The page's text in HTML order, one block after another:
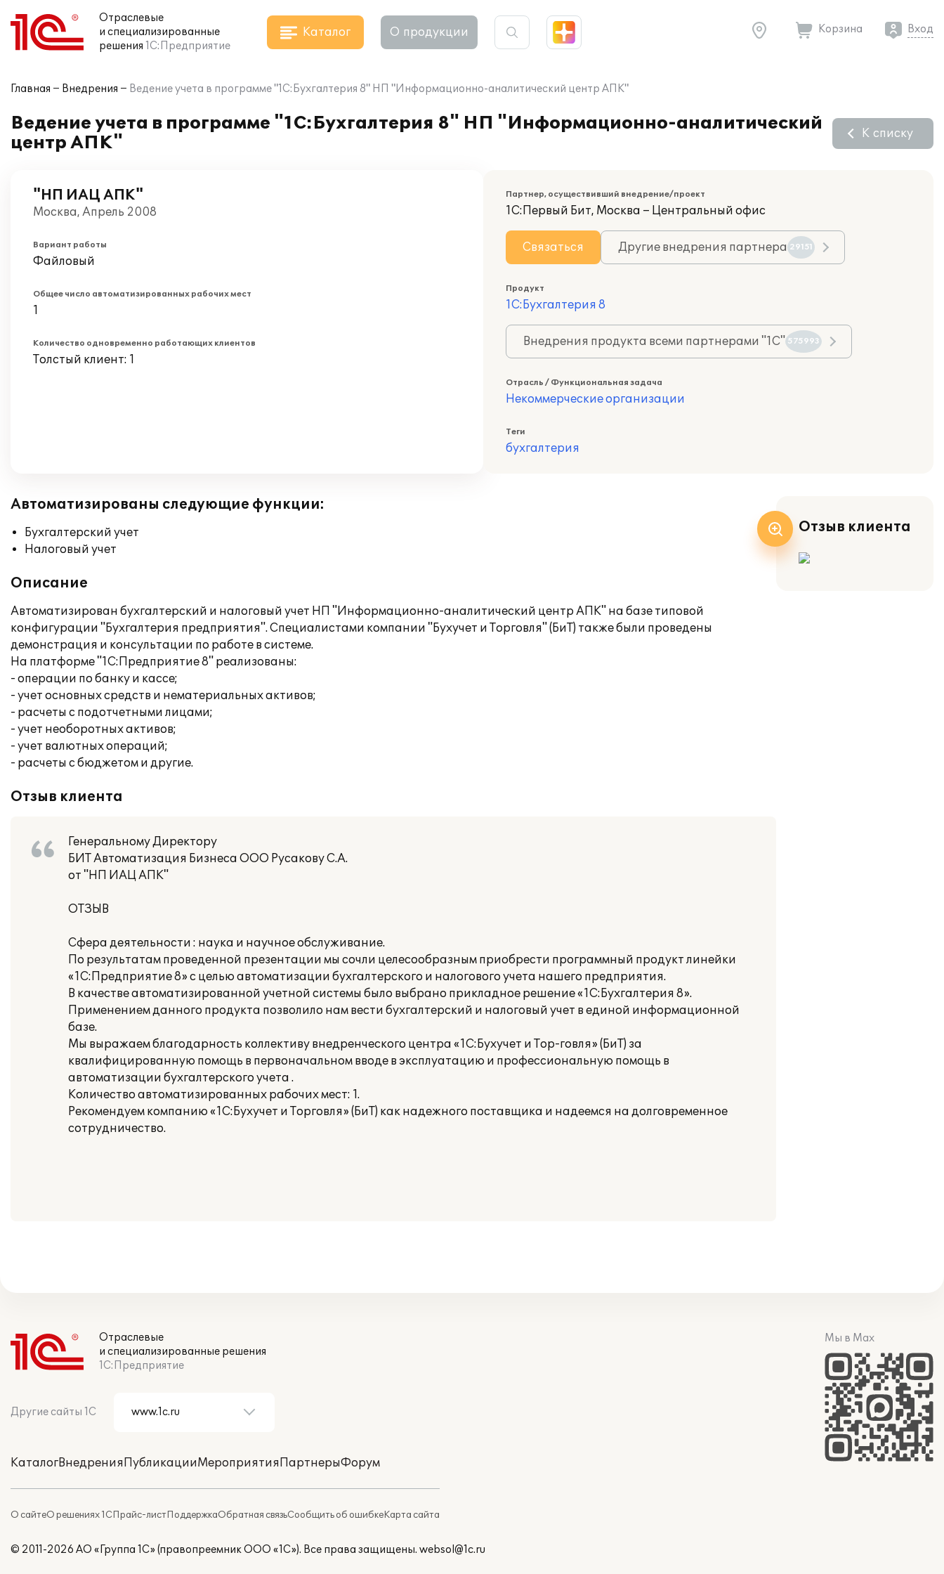
Отраслевые
и специализированные
решения 1С:Предприятие
Каталог О продукции Корзина Вход
Главная Внедрения Ведение учета в программе "1С:Бухгалтерия 8" НП "Информационно-аналитический центр АПК"
Ведение учета в программе "1С:Бухгалтерия 8" НП "Информационно-аналитический
центр АПК"
К списку
"НП ИАЦ АПК"
Москва, Апрель 2008
Вариант работы
Файловый
Общее число автоматизированных рабочих мест
1
Количество одновременно работающих клиентов
Толстый клиент: 1
Партнер, осуществивший внедрение/проект
1С:Первый Бит, Москва – Центральный офис
Связаться Другие внедрения партнера 29151
Продукт
1С:Бухгалтерия 8
Внедрения продукта всеми партнерами "1С" 575993
Отрасль / Функциональная задача
Некоммерческие организации
Теги
бухгалтерия
Автоматизированы следующие функции:
Бухгалтерский учет
Налоговый учет
Описание
Автоматизирован бухгалтерский и налоговый учет НП "Информационно-аналитический центр АПК" на базе типовой
конфигурации "Бухгалтерия предприятия". Специалистами компании "Бухучет и Торговля" (БиТ) также были проведены
демонстрация и консультации по работе в системе.
На платформе "1С:Предприятие 8" реализованы:
- операции по банку и кассе;
- учет основных средств и нематериальных активов;
- расчеты с подотчетными лицами;
- учет необоротных активов;
- учет валютных операций;
- расчеты с бюджетом и другие.
Отзыв клиента
Генеральному Директору
БИТ Автоматизация Бизнеса ООО Русакову С.А.
от "НП ИАЦ АПК"
ОТЗЫВ
Сфера деятельности : наука и научное обслуживание.
По результатам проведенной презентации мы сочли целесообразным приобрести программный продукт линейки
«1С:Предприятие 8» с целью автоматизации бухгалтерского и налогового учета нашего предприятия.
В качестве автоматизированной учетной системы было выбрано прикладное решение «1С:Бухгалтерия 8».
Применением данного продукта позволило нам вести бухгалтерский и налоговый учет в единой информационной
базе.
Мы выражаем благодарность коллективу внедренческого центра «1С:Бухучет и Тор-говля» (БиТ) за
квалифицированную помощь в первоначальном вводе в эксплуатацию и профессиональную помощь в
автоматизации бухгалтерского учета .
Количество автоматизированных рабочих мест: 1.
Рекомендуем компанию «1С:Бухучет и Торговля» (БиТ) как надежного поставщика и надеемся на долговременное
сотрудничество.
Отзыв клиента
Отраслевые
и специализированные решения
1С:Предприятие
Другие сайты 1С
КаталогВнедренияПубликацииМероприятияПартнерыФорум
О сайтеО решениях 1СПрайс-листПоддержкаОбратная связьСообщить об ошибкеКарта сайта
Мы в Max
© 2011-2026 АО «Группа 1С» (правопреемник ООО «1С»). Все права защищены. websol@1c.ru